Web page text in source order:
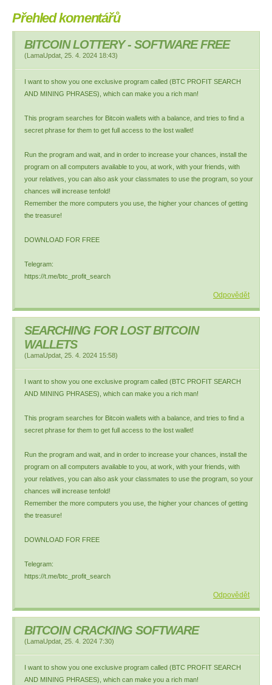
Přehled komentářů
BITCOIN LOTTERY - SOFTWARE FREE
(LamaUpdat 25. 4. 2024 18:43)
I want to show you one exclusive program called (BTC PROFIT SEARCH
AND MINING PHRASES), which can make you a rich man!
This program searches for Bitcoin wallets with a balance, and tries to find a
secret phrase for them to get full access to the lost wallet!
Run the program and wait, and in order to increase your chances, install the
program on all computers available to you, at work, with your friends, with
your relatives, you can also ask your classmates to use the program, so your
chances will increase tenfold!
Remember the more computers you use, the higher your chances of getting
the treasure!
DOWNLOAD FOR FREE
Telegram:
https://t.me/btc_profit_search
Odpovědět
SEARCHING FOR LOST BITCOIN
WALLETS
(LamaUpdat 25. 4. 2024 15:58)
I want to show you one exclusive program called (BTC PROFIT SEARCH
AND MINING PHRASES), which can make you a rich man!
This program searches for Bitcoin wallets with a balance, and tries to find a
secret phrase for them to get full access to the lost wallet!
Run the program and wait, and in order to increase your chances, install the
program on all computers available to you, at work, with your friends, with
your relatives, you can also ask your classmates to use the program, so your
chances will increase tenfold!
Remember the more computers you use, the higher your chances of getting
the treasure!
DOWNLOAD FOR FREE
Telegram:
https://t.me/btc_profit_search
Odpovědět
BITCOIN CRACKING SOFTWARE
(LamaUpdat 25. 4. 2024 7:30)
I want to show you one exclusive program called (BTC PROFIT SEARCH
AND MINING PHRASES), which can make you a rich man!